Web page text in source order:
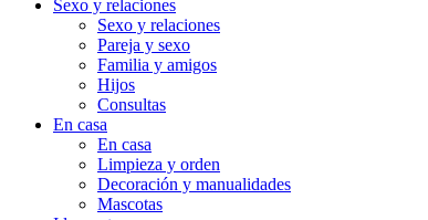
Sexo y relaciones
Sexo y relaciones
Pareja y sexo
Familia y amigos
Hijos
Consultas
En casa
En casa
Limpieza y orden
Decoración y manualidades
Mascotas